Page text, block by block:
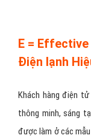
E =
Điện lạnh
Khách hàng điện
thông minh, sáng
được làm ở các